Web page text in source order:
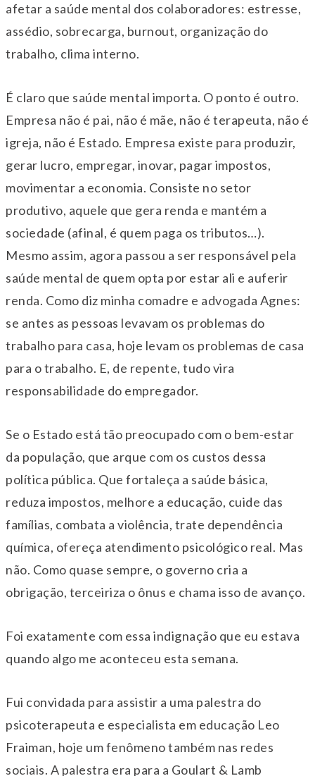
afetar a saúde mental dos colaboradores: estresse,
assédio, sobrecarga, burnout, organização do
trabalho, clima interno.
É claro que saúde mental importa. O ponto é outro.
Empresa não é pai, não é mãe, não é terapeuta, não é
igreja, não é Estado. Empresa existe para produzir,
gerar lucro, empregar, inovar, pagar impostos,
movimentar a economia. Consiste no setor
produtivo, aquele que gera renda e mantém a
sociedade (afinal, é quem paga os tributos…).
Mesmo assim, agora passou a ser responsável pela
saúde mental de quem opta por estar ali e auferir
renda. Como diz minha comadre e advogada Agnes:
se antes as pessoas levavam os problemas do
trabalho para casa, hoje levam os problemas de casa
para o trabalho. E, de repente, tudo vira
responsabilidade do empregador.
Se o Estado está tão preocupado com o bem-estar
da população, que arque com os custos dessa
política pública. Que fortaleça a saúde básica,
reduza impostos, melhore a educação, cuide das
famílias, combata a violência, trate dependência
química, ofereça atendimento psicológico real. Mas
não. Como quase sempre, o governo cria a
obrigação, terceiriza o ônus e chama isso de avanço.
Foi exatamente com essa indignação que eu estava
quando algo me aconteceu esta semana.
Fui convidada para assistir a uma palestra do
psicoterapeuta e especialista em educação Leo
Fraiman, hoje um fenômeno também nas redes
sociais. A palestra era para a Goulart & Lamb